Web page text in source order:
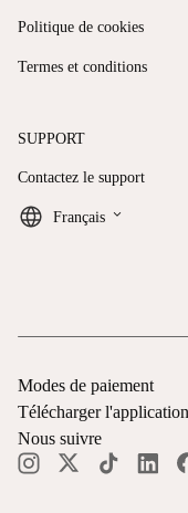
Politique de cookies
Termes et conditions
SUPPORT
Contactez le support
Français keyboard_arrow_down
Modes de paiement
Télécharger l'application
Nous suivre